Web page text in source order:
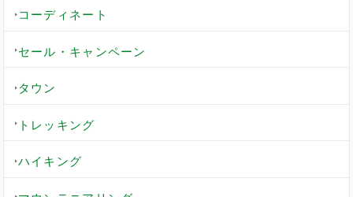
コーディネート
セール・キャンペーン
タウン
トレッキング
ハイキング